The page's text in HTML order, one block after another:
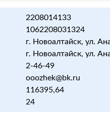
2208014133
1062208031324
г. Новоалтайск, ул.
г. Новоалтайск, ул.
2-46-49
ooozhek@bk.ru
116395,64
24